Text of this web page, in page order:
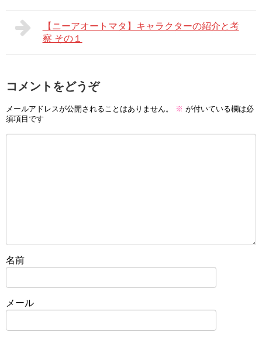
【ニーアオートマタ】キャラクターの紹介と考
察 その１
コメントをどうぞ
メールアドレスが公開されることはありません。 ※ が付いている欄は必
須項目です
名前
メール